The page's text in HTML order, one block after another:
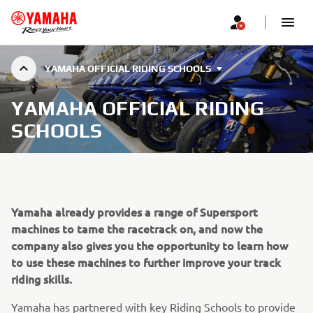
YAMAHA OFFICIAL RIDING SCHOOLS
YAMAHA OFFICIAL RIDING
SCHOOLS
Yamaha already provides a range of Supersport
machines to tame the racetrack on, and now the
company also gives you the opportunity to learn how
to use these machines to further improve your track
riding skills.
Yamaha has partnered with key Riding Schools to provide